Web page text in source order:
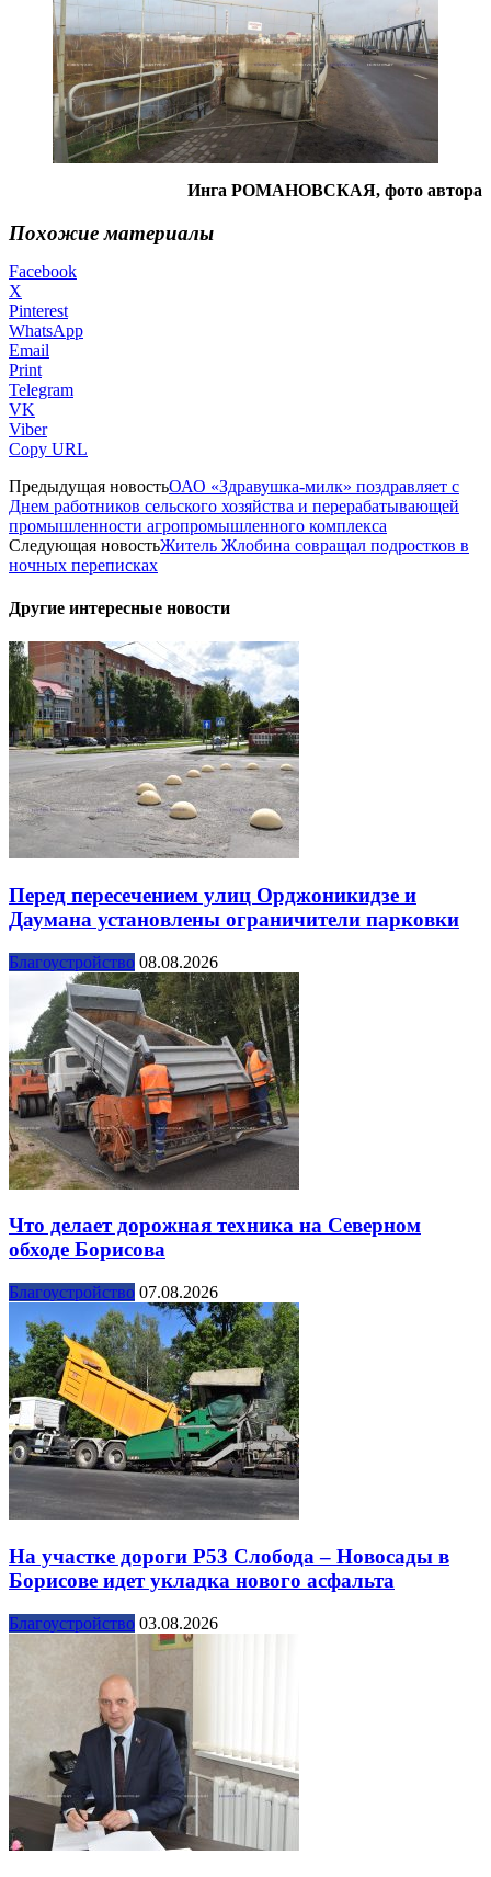
Инга РОМАНОВСКАЯ, фото автора
Похожие материалы
Facebook
X
Pinterest
WhatsApp
Email
Print
Telegram
VK
Viber
Copy URL
Предыдущая новостьОАО «Здравушка-милк» поздравляет с
Днем работников сельского хозяйства и перерабатывающей
промышленности агропромышленного комплекса
Следующая новостьЖитель Жлобина совращал подростков в
ночных переписках
Другие интересные новости
Перед пересечением улиц Орджоникидзе и
Даумана установлены ограничители парковки
Благоустройство 08.08.2026
Что делает дорожная техника на Северном
обходе Борисова
Благоустройство 07.08.2026
На участке дороги Р53 Слобода – Новосады в
Борисове идет укладка нового асфальта
Благоустройство 03.08.2026